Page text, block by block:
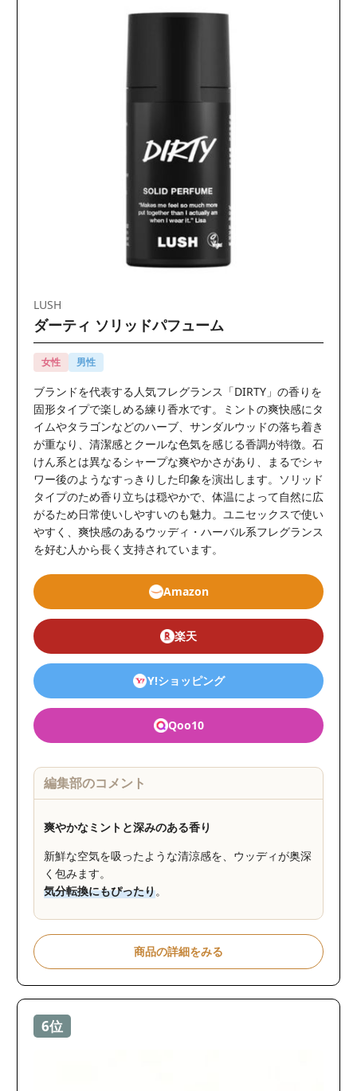
LUSH
ダーティ ソリッドパフューム
女性 男性
ブランドを代表する人気フレグランス「DIRTY」の香りを
固形タイプで楽しめる練り香水です。ミントの爽快感にタ
イムやタラゴンなどのハーブ、サンダルウッドの落ち着き
が重なり、清潔感とクールな色気を感じる香調が特徴。石
けん系とは異なるシャープな爽やかさがあり、まるでシャ
ワー後のようなすっきりした印象を演出します。ソリッド
タイプのため香り立ちは穏やかで、体温によって自然に広
がるため日常使いしやすいのも魅力。ユニセックスで使い
やすく、爽快感のあるウッディ・ハーバル系フレグランス
を好む人から長く支持されています。
Amazon
楽天
Y!ショッピング
Qoo10
編集部のコメント
爽やかなミントと深みのある香り
新鮮な空気を吸ったような清涼感を、ウッディが奥深
く包みます。
気分転換にもぴったり。
商品の詳細をみる
6位